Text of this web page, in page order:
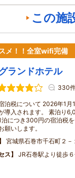
この施
メ！！全室wifi完備
ランドホテル
330
泊税について 2026年1
導入されます。 素泊り
泊につき300円の宿泊税
願いします。
宮城県石巻市千石町２－
ス
JR石巻駅より徒歩